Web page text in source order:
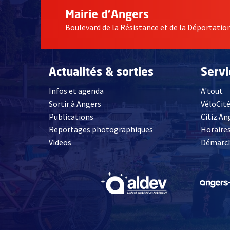
Mairie d'Angers
Boulevard de la Résistance et de la Déportation
Actualités & sorties
Infos et agenda
Sortir à Angers
Publications
Reportages photographiques
Videos, Ouvre une nouvelle fenêtre
A'tout
VéloCité
Citiz
, Ouvre une